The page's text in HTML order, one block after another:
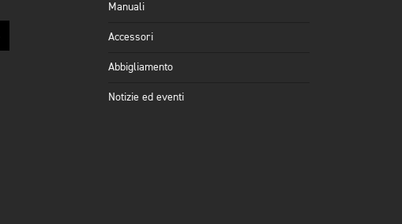
Manuali
Accessori
Abbigliamento
Notizie ed eventi